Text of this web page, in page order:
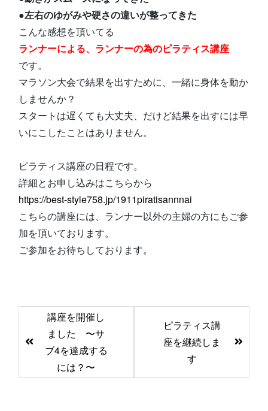
●左右のゆがみや硬さの違いが整ってきた
こんな感想を頂いてる
ランナーによる、ランナーの為のピラティス講座
です。
マラソン大会で結果を出すために、一緒に身体を動か
しませんか？
スタートは遅くても大丈夫、だけど結果を出すには早
いにこしたことはありません。
ピラティス講座の日程です。
詳細とお申し込みはこちらから
https://best-style758.jp/1911piratisannnai
こちらの講座には、ランナー以外の主婦の方にもご参
加を頂いております。
ご参加をお待ちしております。
の
講座を開催し
ました 〜サ
ブ4を達成する
には？〜
ピラティス講
座を継続しま
す